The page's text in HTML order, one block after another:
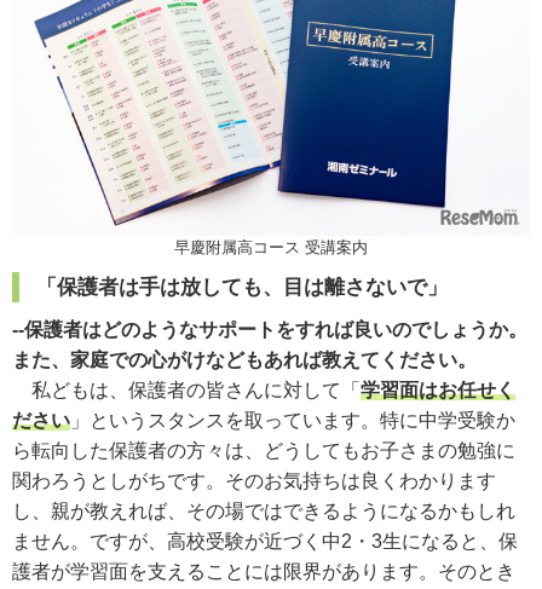
早慶附属高コース 受講案内
「保護者は手は放しても、目は離さないで」
--保護者はどのようなサポートをすれば良いのでしょうか。
また、家庭での心がけなどもあれば教えてください。
私どもは、保護者の皆さんに対して「 学習面はお任せく
ださい 」というスタンスを取っています。特に中学受験か
ら転向した保護者の方々は、どうしてもお子さまの勉強に
関わろうとしがちです。そのお気持ちは良くわかります
し、親が教えれば、その場ではできるようになるかもしれ
ません。ですが、高校受験が近づく中2・3生になると、保
護者が学習面を支えることには限界があります。そのとき